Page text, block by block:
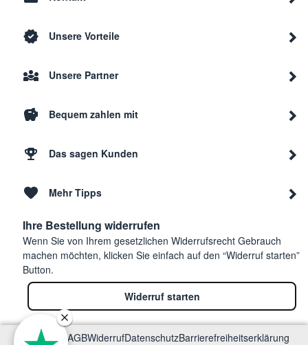
Unsere Vorteile
Unsere Partner
Bequem zahlen mit
Das sagen Kunden
Mehr Tipps
Ihre Bestellung widerrufen
Wenn Sie von Ihrem gesetzlichen Widerrufsrecht Gebrauch
machen möchten, klicken Sie einfach auf den “Widerruf starten”
Button.
Widerruf starten
ImpressumAGBWiderrufDatenschutzBarrierefreiheitserklärung